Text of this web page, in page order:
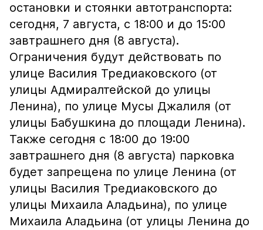
остановки и стоянки автотранспорта:
сегодня, 7 августа, с 18:00 и до 15:00
завтрашнего дня (8 августа).
Ограничения будут действовать по
улице Василия Тредиаковского (от
улицы Адмиралтейской до улицы
Ленина), по улице Мусы Джалиля (от
улицы Бабушкина до площади Ленина).
Также сегодня с 18:00 до 19:00
завтрашнего дня (8 августа) парковка
будет запрещена по улице Ленина (от
улицы Василия Тредиаковского до
улицы Михаила Аладьина), по улице
Михаила Аладьина (от улицы Ленина до